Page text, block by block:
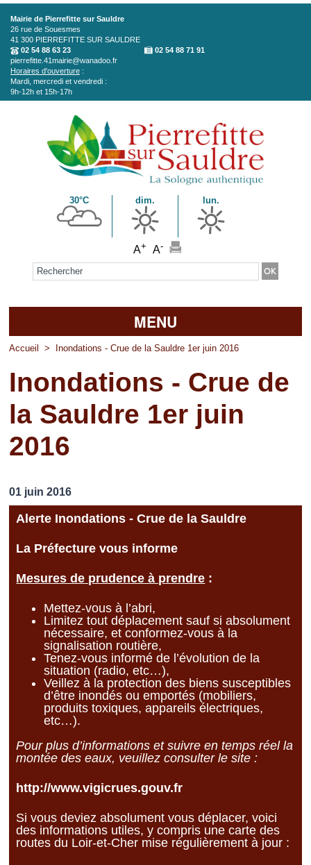
Aller au contenu principal
Mairie de Pierrefitte sur Sauldre
26 rue de Souesmes
41 300 PIERREFITTE SUR SAULDRE
02 54 88 63 23
02 54 88 71 91
pierrefitte.41mairie@wanadoo.fr
Horaires d'ouverture :
Mardi, mercredi et vendredi :
9h-12h et 15h-17h
30°C dim. lun.
A+ A-
Formulaire de recherche
MENU
Accueil
La mairie
Découvrir Pierrefitte
Vie pratique
Loisirs
Accueil > Inondations - Crue de la Sauldre 1er juin 2016
Inondations - Crue de
la Sauldre 1er juin
2016
01 juin 2016
Alerte Inondations - Crue de la Sauldre
La Préfecture vous informe
Mesures de prudence à prendre :
Mettez-vous à l’abri,
Limitez tout déplacement sauf si absolument
nécessaire, et conformez-vous à la
signalisation routière,
Tenez-vous informé de l’évolution de la
situation (radio, etc…),
Veillez à la protection des biens susceptibles
d’être inondés ou emportés (mobiliers,
produits toxiques, appareils électriques,
etc…).
Pour plus d’informations et suivre en temps réel la
montée des eaux, veuillez consulter le site :
http://www.vigicrues.gouv.fr
Si vous deviez absolument vous déplacer, voici
des informations utiles, y compris une carte des
routes du Loir-et-Cher mise régulièrement à jour :